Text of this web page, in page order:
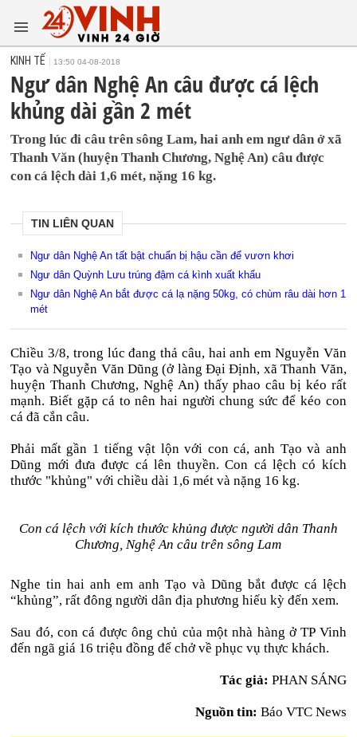
KINH TẾ 13:50 04-08-2018
Ngư dân Nghệ An câu được cá lệch
khủng dài gần 2 mét
Trong lúc đi câu trên sông Lam, hai anh em ngư dân ở xã
Thanh Văn (huyện Thanh Chương, Nghệ An) câu được
con cá lệch dài 1,6 mét, nặng 16 kg.
TIN LIÊN QUAN
Ngư dân Nghệ An tất bật chuẩn bị hậu cần để vươn khơi
Ngư dân Quỳnh Lưu trúng đậm cá kình xuất khẩu
Ngư dân Nghệ An bắt được cá lạ nặng 50kg, có chùm râu dài hơn 1
mét
Chiều 3/8, trong lúc đang thả câu, hai anh em Nguyễn Văn
Tạo và Nguyễn Văn Dũng (ở làng Đại Định, xã Thanh Văn,
huyện Thanh Chương, Nghệ An) thấy phao câu bị kéo rất
mạnh. Biết gặp cá to nên hai người chung sức để kéo con
cá đã cắn câu.
Phải mất gần 1 tiếng vật lộn với con cá, anh Tạo và anh
Dũng mới đưa được cá lên thuyền. Con cá lệch có kích
thước "khủng" với chiều dài 1,6 mét và nặng 16 kg.
Con cá lệch với kích thước khủng được người dân Thanh
Chương, Nghệ An câu trên sông Lam
Nghe tin hai anh em anh Tạo và Dũng bắt được cá lệch
“khủng”, rất đông người dân địa phương hiếu kỳ đến xem.
Sau đó, con cá được ông chủ của một nhà hàng ở TP Vinh
đến ngã giá 16 triệu đồng để chở về phục vụ thực khách.
Tác giả: PHAN SÁNG
Nguồn tin: Báo VTC News